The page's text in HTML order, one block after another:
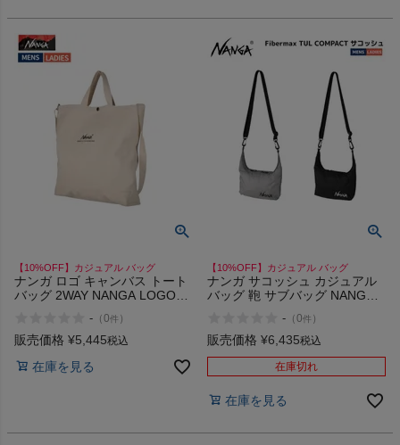
ビジネス
もっと見る
インフィット INFIT
オン On
スポーツマリオTOP
【10%OFF】カジュアル バッグ
ナンガ ロゴ キャンバス トート
バッグ 2WAY NANGA LOGO
- （0件 ）
販売価格 ¥5,445税込
在庫を見る
【10%OFF】カジュアル バッグ
ナンガ サコッシュ カジュアル
バッグ 鞄 サブバッグ NANGA
- （0件 ）
販売価格 ¥6,435税込
在庫切れ
在庫を見る